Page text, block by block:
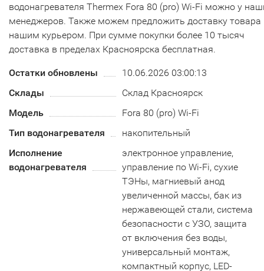
водонагревателя Thermex Fora 80 (pro) Wi-Fi можно у
менеджеров. Также можем предложить доставку товара
нашим курьером. При сумме покупки более 10 тысяч
доставка в пределах Красноярска бесплатная.
Остатки обновлены
10.06.2026 03:00:13
Склады
Склад Красноярск
Модель
Fora 80 (pro) Wi-Fi
Тип водонагревателя
накопительный
Исполнение
водонагревателя
электронное управление,
управление по Wi-Fi, сухие
ТЭНы, магниевый анод
увеличенной массы, бак из
нержавеющей стали, система
безопасности c УЗО, защита
от включения без воды,
универсальный монтаж,
компактный корпус, LED-